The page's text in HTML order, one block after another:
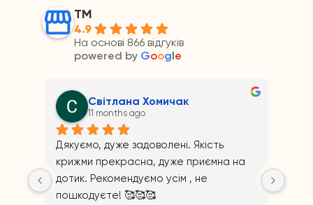
ТМ
4.9
На основі 866 відгуків
powered by Google
Світлана Хомичак
11 months ago
Дякуємо, дуже задоволені. Якість
крижми прекрасна, дуже приємна на
дотик. Рекомендуємо усім , не
пошкодуєте! 🥰🥰🥰